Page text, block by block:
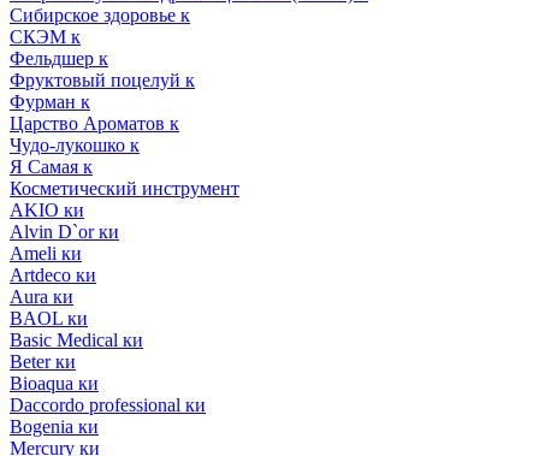
Сибирское здоровье к
СКЭМ к
Фельдшер к
Фруктовый поцелуй к
Фурман к
Царство Ароматов к
Чудо-лукошко к
Я Самая к
Косметический инструмент
AKIO ки
Alvin D`or ки
Ameli ки
Artdeco ки
Aura ки
BAOL ки
Basic Medical ки
Beter ки
Bioaqua ки
Daccordo professional ки
Bogenia ки
Mercury ки